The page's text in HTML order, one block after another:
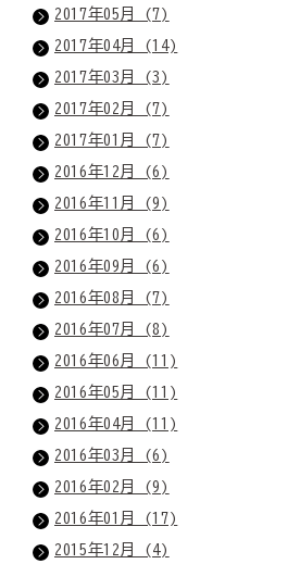
2017年05月 (7)
2017年04月 (14)
2017年03月 (3)
2017年02月 (7)
2017年01月 (7)
2016年12月 (6)
2016年11月 (9)
2016年10月 (6)
2016年09月 (6)
2016年08月 (7)
2016年07月 (8)
2016年06月 (11)
2016年05月 (11)
2016年04月 (11)
2016年03月 (6)
2016年02月 (9)
2016年01月 (17)
2015年12月 (4)